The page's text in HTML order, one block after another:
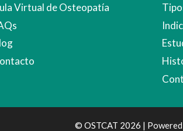
Virtual de Osteopatía
© OSTCAT 2026 |